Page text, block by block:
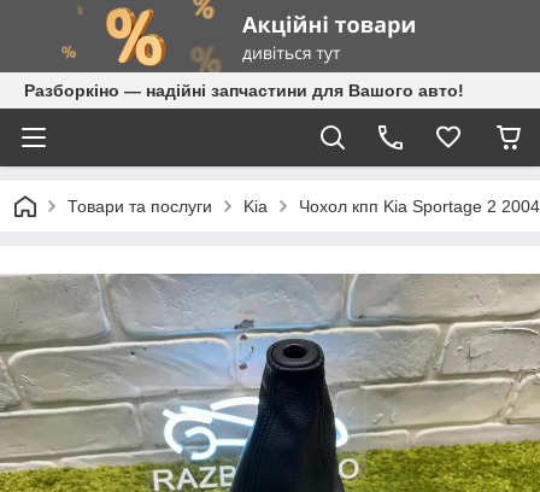
Разборкіно — надійні запчастини для Вашого авто!
Товари та послуги Kia Чохол кпп Kia Sportage 2